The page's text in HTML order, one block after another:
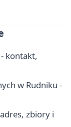
kontakt,
w Rudniku -
zbiory i